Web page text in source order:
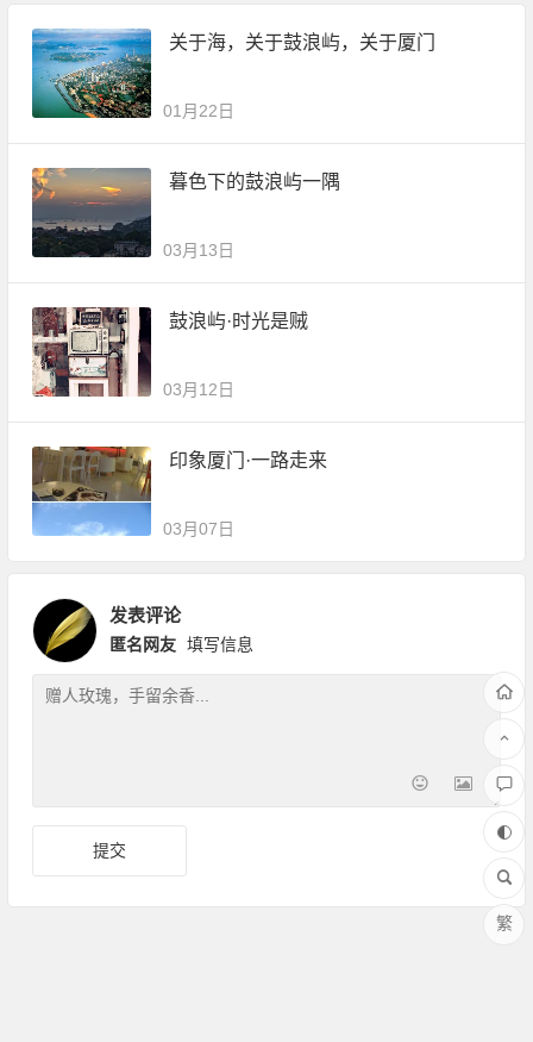
关于海，关于鼓浪屿，关于厦门
01月22日
暮色下的鼓浪屿一隅
03月13日
鼓浪屿·时光是贼
03月12日
印象厦门·一路走来
03月07日
发表评论
匿名网友 填写信息
繁